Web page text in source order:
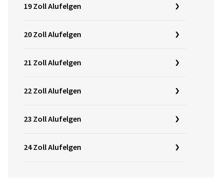
19 Zoll Alufelgen
20 Zoll Alufelgen
21 Zoll Alufelgen
22 Zoll Alufelgen
23 Zoll Alufelgen
24 Zoll Alufelgen